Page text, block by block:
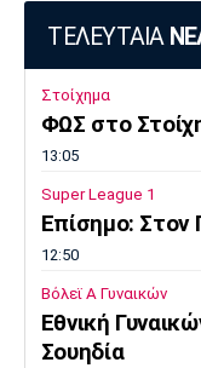
ΤΕΛΕΥΤΑΙΑ
Στοίχημα
ΦΩΣ στο
13:05
Super League 1
Επίσημο: Στον
12:50
Βόλεϊ Α Γυναικών
Εθνική
Σουηδία